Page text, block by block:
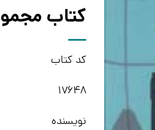
کتاب
کد کتاب
17648
نویسنده